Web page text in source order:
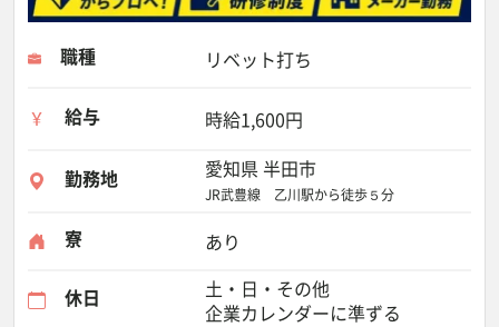
職種 リベット打ち
給与 時給1,600円
勤務地 愛知県 半田市
JR武豊線 乙川駅から徒歩５分
寮 あり
休日
土・日・その他
企業カレンダーに準ずる